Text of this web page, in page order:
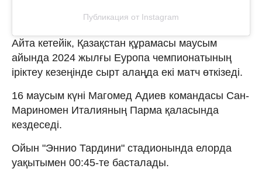
Публикация от Instagram
Айта кетейік, Қазақстан құрамасы маусым
айында 2024 жылғы Еуропа чемпионатының
іріктеу кезеңінде сырт алаңда екі матч өткізеді.
16 маусым күні Магомед Адиев командасы Сан-
Мариномен Италияның Парма қаласында
кездеседі.
Ойын "Эннио Тардини" стадионында елорда
уақытымен 00:45-те басталады.